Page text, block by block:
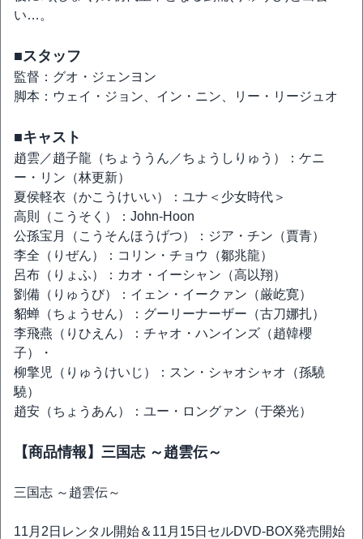
い…。
■スタッフ
監督：グオ・ジェンヨン
脚本：ウェイ・ジョン、イン・ニン、リー・リージュオ
■キャスト
趙雲／趙子龍（ちょううん／ちょうしりゅう）：ケニ
ー・リン（林更新）
夏侯軽衣（かこうけいい）：ユナ＜少女時代＞
高則（こうそく）：John-Hoon
公孫宝月（こうそんほうげつ）：ジア・チン（賈青）
李全（りぜん）：コリン・チョウ（鄒兆龍）
呂布（りょふ）：カオ・イーシャン（高以翔）
劉備（りゅうび）：イェン・イークァン（厳屹寛）
貂蝉（ちょうせん）：グーリーナーザー（古刀娜扎）
李飛燕（りひえん）：チャオ・ハンインズ（趙韓櫻
子）・
柳擎児（りゅうけいじ）：スン・シャオシャオ（孫驍
驍）
趙安（ちょうあん）：ユー・ロングァン（于榮光）
【商品情報】三国志 ～趙雲伝～
三国志 ～趙雲伝～
11月2日レンタル開始＆11月15日セルDVD-BOX発売開始